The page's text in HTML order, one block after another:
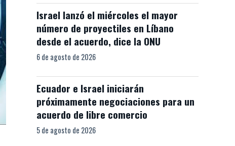
Israel lanzó el miércoles el mayor
número de proyectiles en Líbano
desde el acuerdo, dice la ONU
6 de agosto de 2026
Ecuador e Israel iniciarán
próximamente negociaciones para un
acuerdo de libre comercio
5 de agosto de 2026